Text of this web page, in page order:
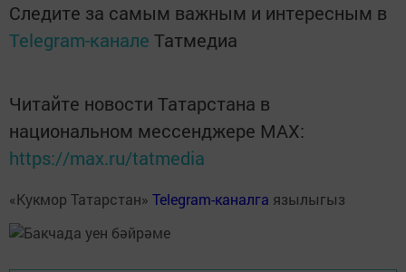
Следите за самым важным и интересным в
Telegram-канале Татмедиа
Читайте новости Татарстана в
национальном мессенджере MАХ:
https://max.ru/tatmedia
«Кукмор Татарстан» Telegram-каналга язылыгыз